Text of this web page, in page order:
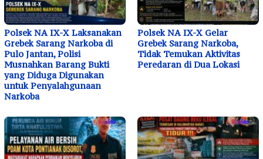
Polsek NA IX-X Laksanakan
Grebek Sarang Narkoba di
Pulo Jantan, Polisi
Musnahkan Barang Bukti
yang Diduga Digunakan
untuk Penyalahgunaan
Narkoba
Polsek NA IX-X Gelar
Grebek Sarang Narkoba,
Tidak Temukan Aktivitas
Peredaran di Dua Lokasi